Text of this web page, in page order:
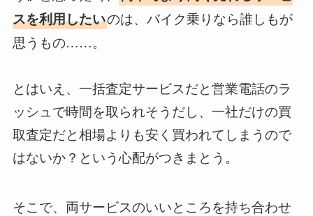
スを利用したいのは、バイク乗りなら誰しもが
思うもの……。
とはいえ、一括査定サービスだと営業電話のラ
ッシュで時間を取られそうだし、一社だけの買
取査定だと相場よりも安く買われてしまうので
はないか？という心配がつきまとう。
そこで、両サービスのいいところを持ち合わせ